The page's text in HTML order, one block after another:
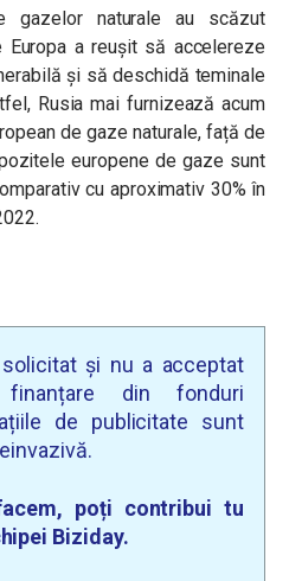
gazelor naturale au scăzut
Europa a reușit să accelereze
și să deschidă teminale
Rusia mai furnizează acum
de gaze naturale, față de
europene de gaze sunt
cu aproximativ 30% în
și nu a acceptat
din fonduri
de publicitate sunt
poți contribui tu
Biziday.